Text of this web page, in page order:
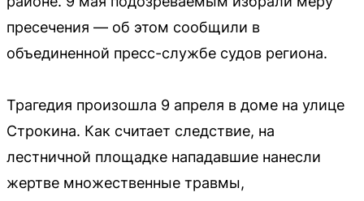
пресечения — об этом сообщили в
объединенной пресс-службе судов региона.
Трагедия произошла 9 апреля в доме на улице
Строкина. Как считает следствие, на
лестничной площадке нападавшие нанесли
жертве множественные травмы,